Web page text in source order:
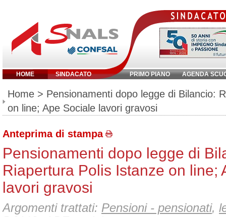
HOME SINDACATO PRIMO PIANO AGENDA
Inserisci parola chiave:
Home > Pensionamenti dopo legge di Bilancio:
on line; Ape Sociale lavori gravosi
Anteprima di stampa
Pensionamenti dopo legge di
Riapertura Polis Istanze on line;
lavori gravosi
Argomenti trattati: Pensioni - pensionati,